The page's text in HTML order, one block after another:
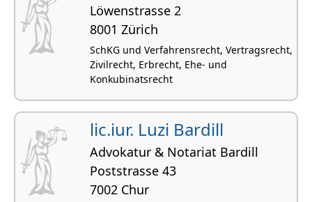
Löwenstrasse 2
8001 Zürich
SchKG und Verfahrensrecht, Vertragsrecht,
Zivilrecht, Erbrecht, Ehe- und
Konkubinatsrecht
lic.iur. Luzi Bardill
Advokatur & Notariat Bardill
Poststrasse 43
7002 Chur